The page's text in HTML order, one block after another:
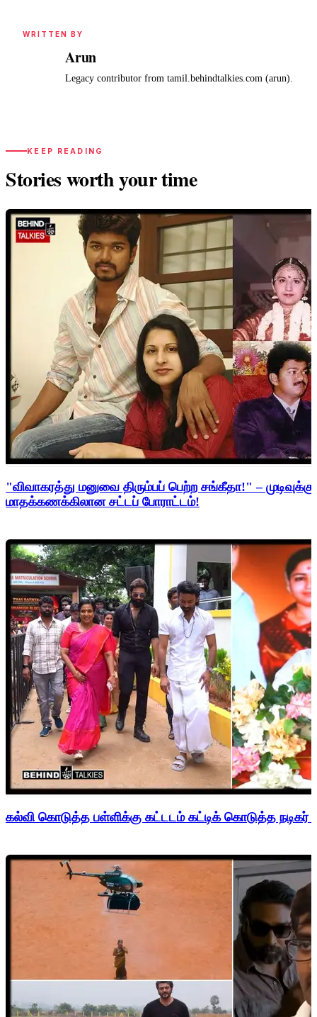
WRITTEN BY
Arun
Legacy contributor from tamil.behindtalkies.com (arun).
KEEP READING
Stories worth your time
"விவாகரத்து மனுவை திரும்பப் பெற்ற சங்கீதா!" –
மாதக்கணக்கிலான சட்டப் போராட்டம்!
கல்வி கொடுத்த பள்ளிக்கு கட்டடம் கட்டிக் கொடுத்த நடிகர்